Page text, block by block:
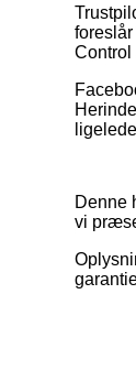
Control
Denne
vi